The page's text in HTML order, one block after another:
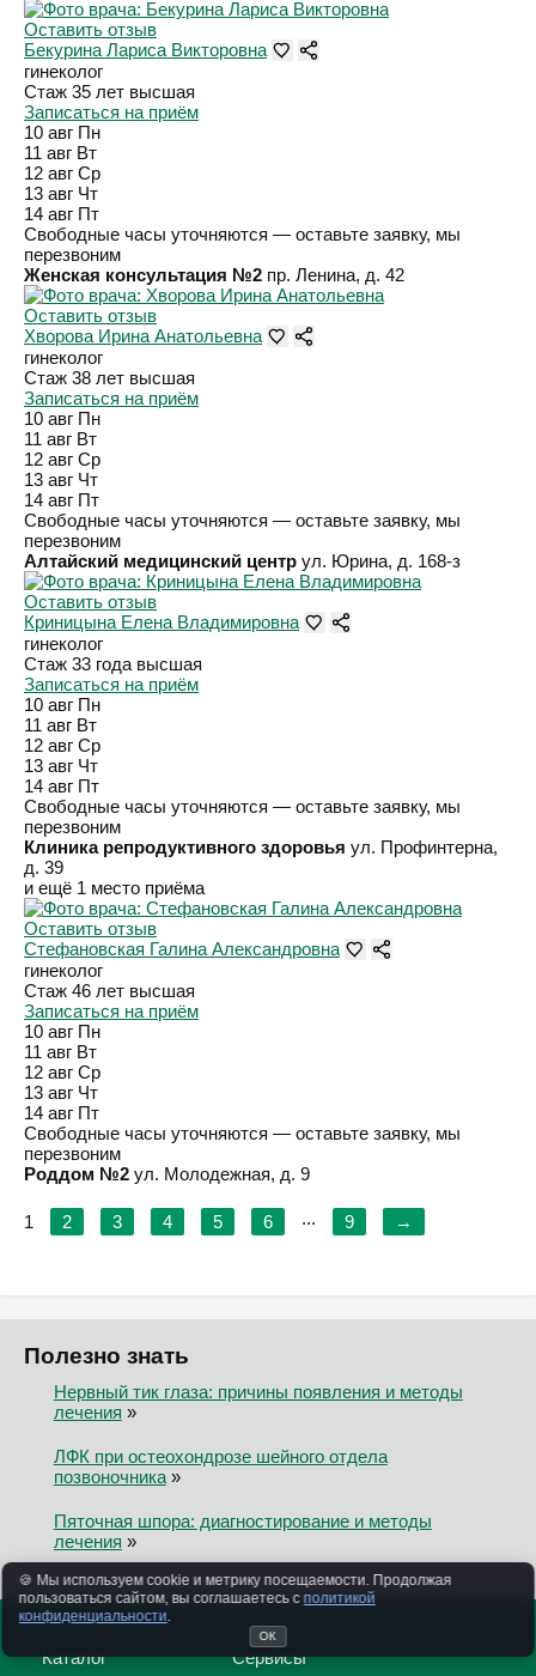
Оставить отзыв
Бекурина Лариса Викторовна
гинеколог
Стаж 35 лет высшая
Записаться на приём
10 авг Пн
11 авг Вт
12 авг Ср
13 авг Чт
14 авг Пт
Свободные часы уточняются — оставьте заявку, мы
перезвоним
Женская консультация №2 пр. Ленина, д. 42
Оставить отзыв
Хворова Ирина Анатольевна
гинеколог
Стаж 38 лет высшая
Записаться на приём
10 авг Пн
11 авг Вт
12 авг Ср
13 авг Чт
14 авг Пт
Свободные часы уточняются — оставьте заявку, мы
перезвоним
Алтайский медицинский центр ул. Юрина, д. 168-з
Оставить отзыв
Криницына Елена Владимировна
гинеколог
Стаж 33 года высшая
Записаться на приём
10 авг Пн
11 авг Вт
12 авг Ср
13 авг Чт
14 авг Пт
Свободные часы уточняются — оставьте заявку, мы
перезвоним
Клиника репродуктивного здоровья ул. Профинтерна,
д. 39
и ещё 1 место приёма
Оставить отзыв
Стефановская Галина Александровна
гинеколог
Стаж 46 лет высшая
Записаться на приём
10 авг Пн
11 авг Вт
12 авг Ср
13 авг Чт
14 авг Пт
Свободные часы уточняются — оставьте заявку, мы
перезвоним
Роддом №2 ул. Молодежная, д. 9
1 2 3 4 5 6 ... 9 →
Полезно знать
Нервный тик глаза: причины появления и методы
лечения »
ЛФК при остеохондрозе шейного отдела
позвоночника»
Пяточная шпора: диагностирование и методы
лечения »
Каталог Сервисы
🍪 Мы используем cookie и метрику посещаемости. Продолжая
пользоваться сайтом, вы соглашаетесь с политикой
конфиденциальности
ОК